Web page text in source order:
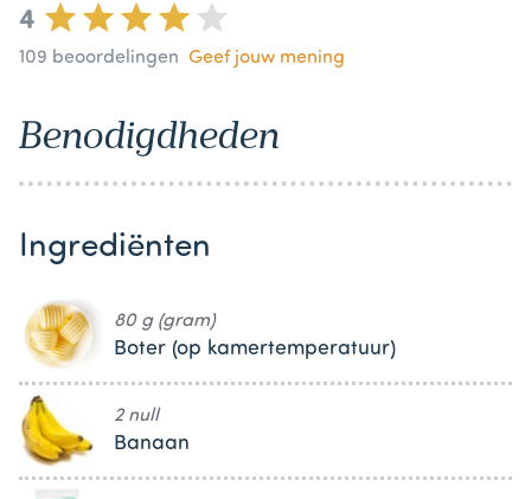
4
109 beoordelingen Geef jouw mening
Benodigdheden
Ingrediënten
80 g (gram)
Boter (op kamertemperatuur)
2 null
Banaan